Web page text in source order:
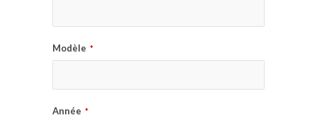
Modèle *
Année *